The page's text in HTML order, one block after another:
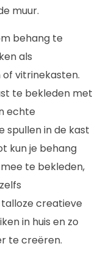
muur.
behang te
als
vitrinekasten.
te bekleden met
echte
spullen in de kast
kun je behang
te bekleden,
creatieve
in huis en zo
te creëren.